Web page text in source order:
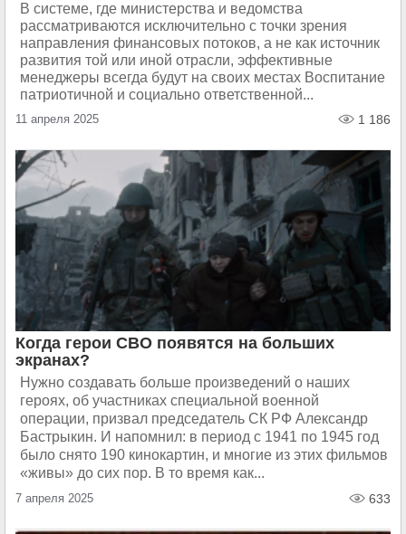
В системе, где министерства и ведомства
рассматриваются исключительно с точки зрения
направления финансовых потоков, а не как источник
развития той или иной отрасли, эффективные
менеджеры всегда будут на своих местах Воспитание
патриотичной и социально ответственной...
11 апреля 2025 1 186
Когда герои СВО появятся на больших
экранах?
Нужно создавать больше произведений о наших
героях, об участниках специальной военной
операции, призвал председатель СК РФ Александр
Бастрыкин. И напомнил: в период с 1941 по 1945 год
было снято 190 кинокартин, и многие из этих фильмов
«живы» до сих пор. В то время как...
7 апреля 2025 633